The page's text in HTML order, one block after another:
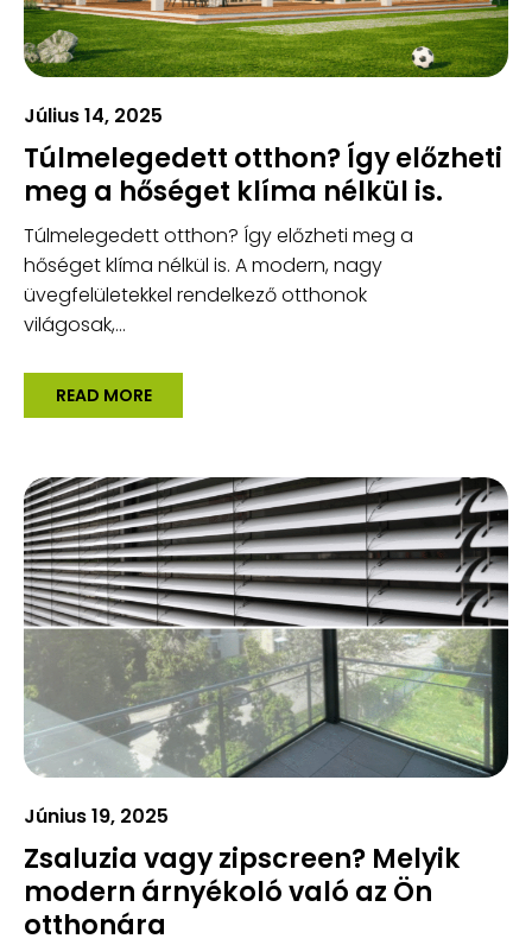
Július 14, 2025
Túlmelegedett otthon? Így előzheti
meg a hőséget klíma nélkül is.
Túlmelegedett otthon? Így előzheti meg a
hőséget klíma nélkül is. A modern, nagy
üvegfelületekkel rendelkező otthonok
világosak,...
READ MORE
Június 19, 2025
Zsaluzia vagy zipscreen? Melyik
modern árnyékoló való az Ön
otthonára